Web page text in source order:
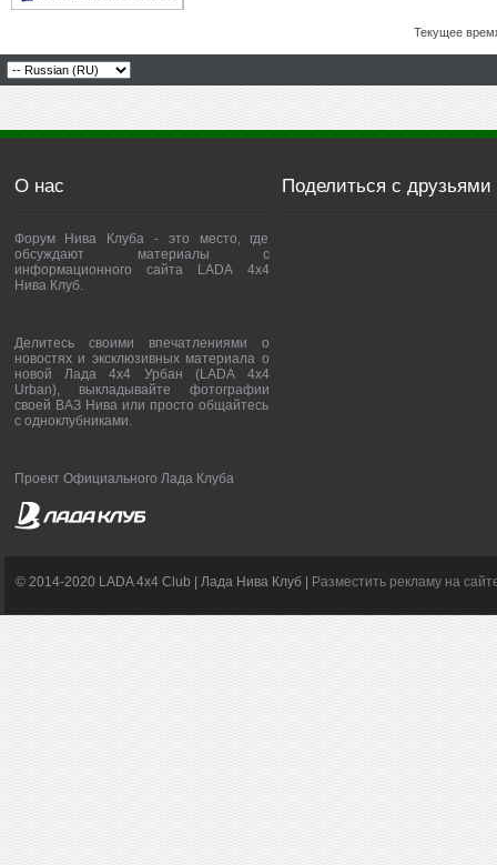
Текущее
О нас
Форум Нива Клуба - это место, где
обсуждают материалы с
информационного сайта LADA 4x4
Нива Клуб.
Делитесь своими впечатлениями о
новостях и эксклюзивных материала о
новой Лада 4х4 Урбан (LADA 4x4
Urban), выкладывайте фотографии
своей ВАЗ Нива или просто общайтесь
с одноклубниками.
Проект Официального Лада Клуба
Поделиться с друзьями
© 2014-2020 LADA 4x4 Club | Лада Нива Клуб | Разместить рекламу на